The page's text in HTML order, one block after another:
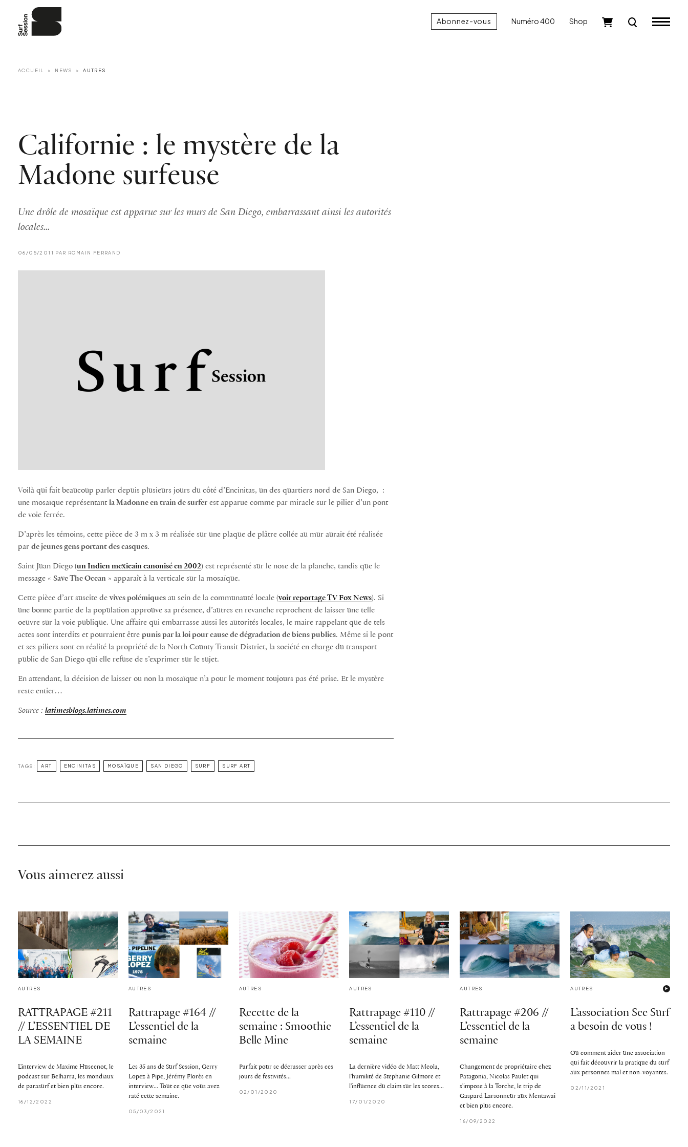
Abonnez-vous Numéro 400 Shop
ACCUEIL NEWS AUTRES
Californie : le mystère de la
Madone surfeuse
Une drôle de mosaïque est apparue sur les murs de San Diego, embarrassant ainsi les autorités
locales...
06/05/2011 PAR ROMAIN FERRAND
Voilà qui fait beaucoup parler depuis plusieurs jours du côté d’Encinitas, un des quartiers nord de San Diego, :
une mosaïque représentantla Madonne en train de surfer est apparue comme par miracle sur le pilier d’un pont
de voie ferrée.
D’après les témoins, cette pièce de 3 m x 3 m réalisée sur une plaque de plâtre collée au mur aurait été réalisée
par de jeunes gens portant des casques.
Saint Juan Diego (un Indien mexicain canonisé en 2002) est représenté sur le nose de la planche, tandis que le
message « Save The Ocean » apparaît à la verticale sur la mosaïque.
Cette pièce d’art suscite de vives polémiques au sein de la communauté locale (voir reportage TV Fox News). Si
une bonne partie de la population approuve sa présence, d’autres en revanche reprochent de laisser une telle
oeuvre sur la voie publique. Une affaire qui embarrasse aussi les autorités locales, le maire rappelant que de tels
actes sont interdits et pourraient être punis par la loi pour cause de dégradation de biens publics. Même si le pont
et ses piliers sont en réalité la propriété de la North County Transit District, la société en charge du transport
public de San Diego qui elle refuse de s’exprimer sur le sujet.
En attendant, la décision de laisser ou non la mosaïque n’a pour le moment toujours pas été prise. Et le mystère
reste entier…
Source : latimesblogs.latimes.com
TAGS: ART ENCINITAS MOSAÏQUE SAN DIEGO SURF SURF ART
Vous aimerez aussi
AUTRES
RATTRAPAGE #211
// L’ESSENTIEL DE
LA SEMAINE
L'interview de Maxime Huscenot, le
podcast sur Belharra, les mondiaux
de parasurf et bien plus encore.
16/12/2022
AUTRES
Rattrapage #164 //
L’essentiel de la
semaine
Les 35 ans de Surf Session, Gerry
Lopez à Pipe, Jérémy Florès en
interview... Tout ce que vous avez
raté cette semaine.
05/03/2021
AUTRES
Recette de la
semaine : Smoothie
Belle Mine
Parfait pour se décrasser après ces
jours de festivités...
02/01/2020
AUTRES
Rattrapage #110 //
L’essentiel de la
semaine
La dernière vidéo de Matt Meola,
l'humilité de Stephanie Gilmore et
l'influence du claim sur les scores...
17/01/2020
AUTRES
Rattrapage #206 //
L’essentiel de la
semaine
Changement de propriétaire chez
Patagonia, Nicolas Paulet qui
s'impose à la Torche, le trip de
Gaspard Larsonneur aux Mentawai
et bien plus encore.
16/09/2022
AUTRES
L’association See Surf
a besoin de vous !
Ou comment aider une association
qui fait découvrir la pratique du surf
aux personnes mal et non-voyantes.
02/11/2021